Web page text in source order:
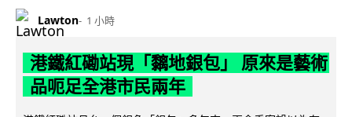
Lawton 1 小時
港鐵紅磡站現「黐地銀包」 原來是藝術
品呃足全港市民兩年